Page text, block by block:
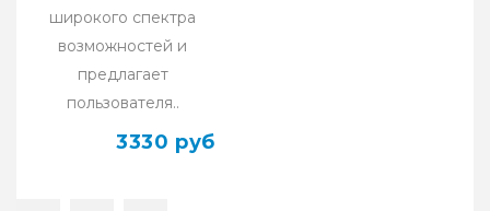
широкого спектра
возможностей и
предлагает
пользователя..
3330 руб